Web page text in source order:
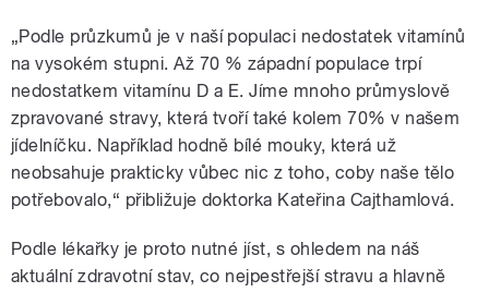
„Podle průzkumů je v naší populaci nedostatek vitamínů
na vysokém stupni. Až 70 % západní populace trpí
nedostatkem vitamínu D a E. Jíme mnoho průmyslově
zpravované stravy, která tvoří také kolem 70% v našem
jídelníčku. Například hodně bílé mouky, která už
neobsahuje prakticky vůbec nic z toho, coby naše tělo
potřebovalo,“ přibližuje doktorka Kateřina Cajthamlová.
Podle lékařky je proto nutné jíst, s ohledem na náš
aktuální zdravotní stav, co nejpestřejší stravu a hlavně